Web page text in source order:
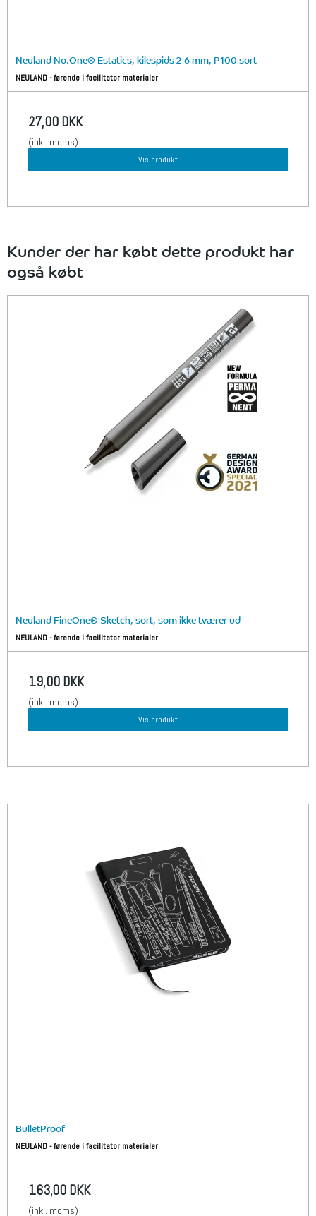
Neuland No.One® Estatics, kilespids 2-6 mm, P100 sort
NEULAND - førende i facilitator materialer
27,00 DKK
(inkl. moms)
Vis produkt
Kunder der har købt dette produkt har
også købt
Neuland FineOne® Sketch, sort, som ikke tværer ud
NEULAND - førende i facilitator materialer
19,00 DKK
(inkl. moms)
Vis produkt
BulletProof
NEULAND - førende i facilitator materialer
163,00 DKK
(inkl. moms)